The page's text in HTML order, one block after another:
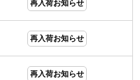
再入荷お知らせ
再入荷お知らせ
再入荷お知らせ